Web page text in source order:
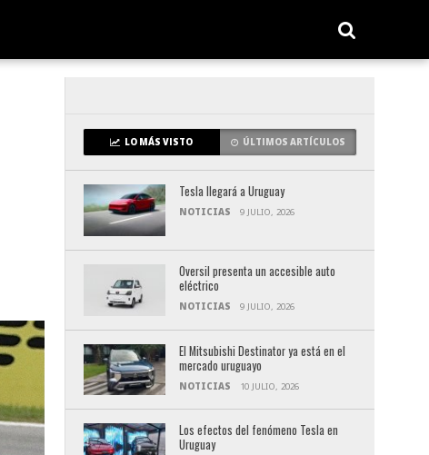
LO MÁS VISTO ÚLTIMOS ARTÍCULOS
Tesla llegará a Uruguay
NOTICIAS 9 JULIO, 2026
Oversil presenta un accesible auto
eléctrico
NOTICIAS 9 JULIO, 2026
El Mitsubishi Destinator ya está en el
mercado uruguayo
NOTICIAS 10 JULIO, 2026
Los efectos del fenómeno Tesla en
Uruguay